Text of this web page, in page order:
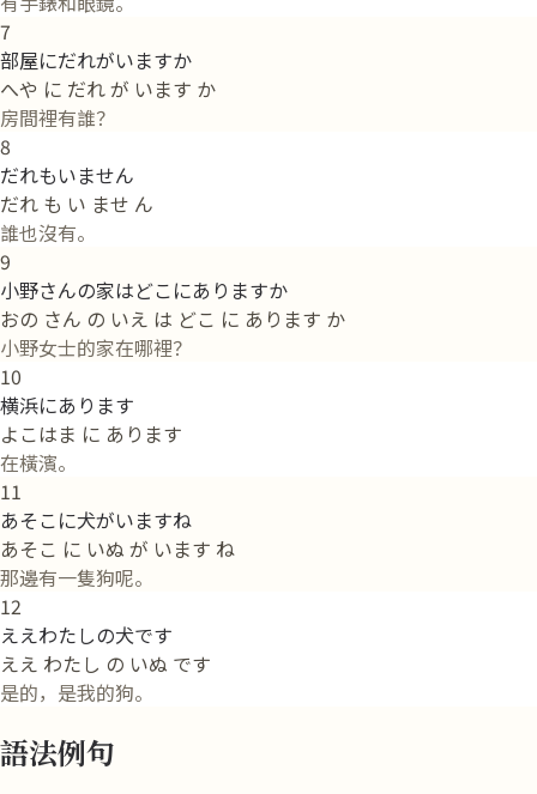
7
部屋にだれがいますか
へや に だれ が います か
房間裡有誰？
8
だれもいません
だれ も い ませ ん
誰也沒有。
9
小野さんの家はどこにありますか
おの さん の いえ は どこ に あります か
小野女士的家在哪裡？
10
横浜にあります
よこはま に あります
在橫濱。
11
あそこに犬がいますね
あそこ に いぬ が います ね
那邊有一隻狗呢。
12
ええわたしの犬です
ええ わたし の いぬ です
是的，是我的狗。
語法例句